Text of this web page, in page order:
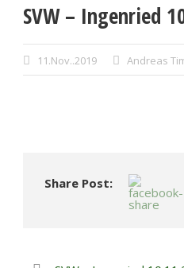
SVW – Ingenried
11.Nov..2019 Andreas
Share Post: